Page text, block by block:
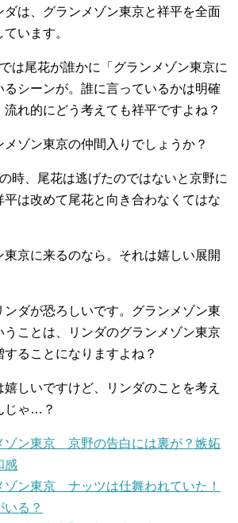
は、グランメゾン東京と祥平を全面
います。
は尾花が誰かに「グランメゾン東京に
シーンが。誰に言っているかは明確
れ的にどう考えても祥平ですよね？
ゾン東京の仲間入りでしょうか？
時、尾花は逃げたのではないと京野に
は改めて尾花と向き合わなくてはな
京に来るのなら。それは嬉しい展開
ンダが恐ろしいです。グランメゾン東
うことは、リンダのグランメゾン東京
ることになりますよね？
しいですけど、リンダのことを考え
じゃ…？
ゾン東京 京野の告白には裏が？嫉妬
感
ゾン東京 ナッツは仕舞われていた！
る？